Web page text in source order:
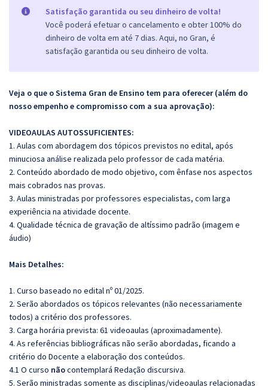
Satisfação garantida ou seu dinheiro de volta!
Você poderá efetuar o cancelamento e obter 100% do
dinheiro de volta em até 7 dias. Aqui, no Gran, é
satisfação garantida ou seu dinheiro de volta.
Veja o que o Sistema Gran de Ensino tem para oferecer (além do
nosso empenho e compromisso com a sua aprovação):
VIDEOAULAS AUTOSSUFICIENTES:
1. Aulas com abordagem dos tópicos previstos no edital, após
minuciosa análise realizada pelo professor de cada matéria.
2. Conteúdo abordado de modo objetivo, com ênfase nos aspectos
mais cobrados nas provas.
3. Aulas ministradas por professores especialistas, com larga
experiência na atividade docente.
4. Qualidade técnica de gravação de altíssimo padrão (imagem e
áudio)
Mais Detalhes:
1. Curso baseado no edital nº 01/2025.
2. Serão abordados os tópicos relevantes (não necessariamente
todos) a critério dos professores.
3. Carga horária prevista: 61 videoaulas (aproximadamente).
4. As referências bibliográficas não serão abordadas, ficando a
critério do Docente a elaboração dos conteúdos.
4.1 O curso nãocontemplará Redação discursiva.
5. Serão ministradas somente as disciplinas/videoaulas relacionadas